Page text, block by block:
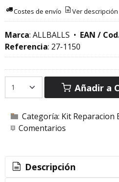
Costes de envío Ver descripción
Marca: ALLBALLS • EAN /
Referencia: 27-1150
Añadir a
Categoría: Kit Reparacion
Comentarios
Descripción